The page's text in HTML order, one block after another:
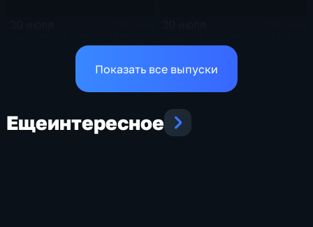
Показать все выпуски
Ещеинтересное